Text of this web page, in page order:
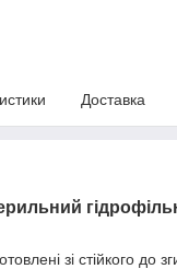
Доставка
зі стійкого до